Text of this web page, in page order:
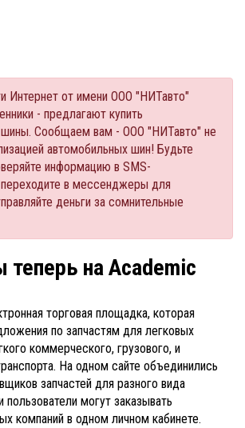
Интернет от имени ООО "НИТавто"
- предлагают купить
Сообщаем вам - ООО "НИТавто" не
автомобильных шин! Будьте
информацию в SMS-
в мессенджеры для
деньги за сомнительные
теперь на Academic
торговая площадка, которая
по запчастям для легковых
коммерческого, грузового, и
На одном сайте объединились
запчастей для разного вида
пользователи могут заказывать
компаний в одном личном кабинете.